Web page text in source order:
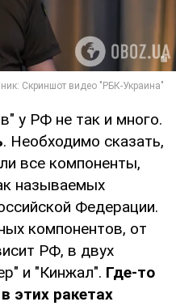
у РФ не так и много.
. Необходимо сказать,
все компоненты,
называемых
Федерации.
компонентов, от
РФ, в двух
и "Кинжал". Где-то
этих ракетах